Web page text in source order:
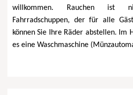
willkommen. Rauchen ist
Fahrradschuppen, der für alle
können Sie Ihre Räder abstellen. Im
es eine Waschmaschine